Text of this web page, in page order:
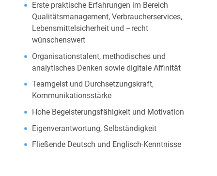
Erste praktische Erfahrungen im Bereich
Qualitätsmanagement, Verbraucherservices,
Lebensmittelsicherheit und –recht
wünschenswert
Organisationstalent, methodisches und
analytisches Denken sowie digitale Affinität
Teamgeist und Durchsetzungskraft,
Kommunikationsstärke
Hohe Begeisterungsfähigkeit und Motivation
Eigenverantwortung, Selbständigkeit
Fließende Deutsch und Englisch-Kenntnisse